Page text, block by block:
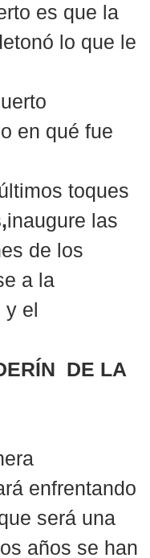
es que la
lo que le
en qué fue
toques
inaugure las
de los
a la
y el
DE LA
enfrentando
será una
años se han